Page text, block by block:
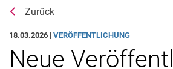
Zurück
18.03.2026 | VER­ÖF­FENT­LI­CHUN­G
Neue